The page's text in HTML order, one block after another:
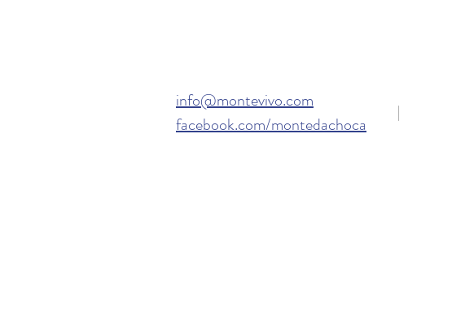
info@montevivo.com
facebook.com/montedachoca
|